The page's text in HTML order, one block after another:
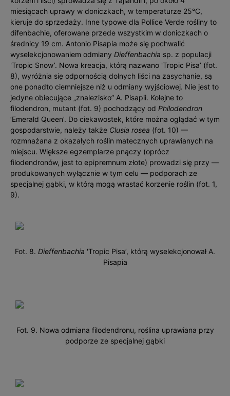
miesiącach uprawy w doniczkach, w temperaturze 25°C,
kieruje do sprzedaży. Inne ty­powe dla Pollice Verde rośliny to
difenbachie, oferowane przede wszystkim w doniczkach o
średnicy 19 cm. Antonio Pisapia może się pochwalić
wyselekcjonowaniem odmiany Dieffenbachia sp. z populacji
'Tropic Snow’. Nowa kreacja, którą nazwano 'Tropic Pisa’ (fot.
8), wyróżnia się odpornością dolnych liści na zasychanie, są
one ponadto ciemniejsze niż u odmiany wyjściowej. Nie jest to
jedyne obiecujące „znalezisko” A. Pisapii. Kolejne to
filodendron, mutant (fot. 9) pochodzący od Philodendron
’Emerald Queen’. Do ciekawos­tek, które można oglądać w tym
gospodarstwie, należy także Clusia rosea (fot. 10) —
rozmnażana z okazałych roślin matecznych uprawianych na
miejscu. Większe egzemplarze pnączy (oprócz
filodendronów, jest to epipremnum złote) prowadzi się przy —
produkowanych wyłącznie w tym celu — podporach ze
specjalnej gąbki, w którą mogą wrastać korzenie roślin (fot. 1,
9).
Fot. 8. Dieffenbachia 'Tropic Pisa’, którą wyselekcjonował A.
Pisapia
Fot. 9. Nowa odmiana filodendronu, roślina uprawiana przy
podporze ze specjalnej gąbki